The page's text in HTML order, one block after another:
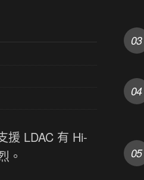
援 LDAC 有 Hi-
。